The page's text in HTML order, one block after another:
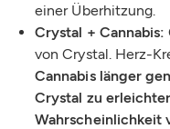
einer Überhitzung.
Crystal + Cannabis:
von Crystal. Herz-
Cannabis länger
Crystal zu
Wahrscheinlichkeit